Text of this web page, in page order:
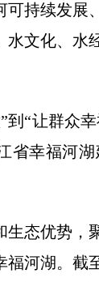
持续发展
文化、水
“让群众
幸福河湖
生态优势，
河湖。截